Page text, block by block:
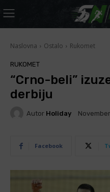
Naslovna Ostalo Rukomet
RUKOMET
“Crno-beli”
derbiju
Autor Holiday
Facebook